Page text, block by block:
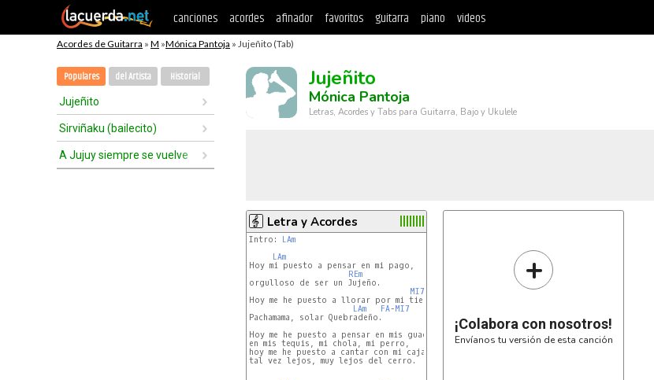
canciones acordes afinador favoritos guitarra piano videos
Acordes de Guitarra » M »Mónica Pantoja » Jujeñito (Tab)
Populares del Artista Historial
Jujeñito
Sirviñaku (bailecito)
A Jujuy siempre se vuelve
Jujeñito
Mónica Pantoja
Letras, Acordes y Tabs para Guitarra, Bajo y Ukulele
Letra y Acordes
Intro: LAm
LAm
Hoy mi puesto a pensar en mi pago,
REm
orgulloso de ser un Jujeño.
MI7
Hoy me he puesto a llorar por mi tierra
LAm
FA-MI7
Pachamama, solar Quebradeño.
Hoy me he puesto a pensar en mis guaguas
en mis tequis, mi chola, mi perro,
hoy me he puesto a cantar con mi caja,
tal vez lejos, muy lejos del cerro.
+
¡Colabora con nosotros!
Envíanos tu versión de esta canción